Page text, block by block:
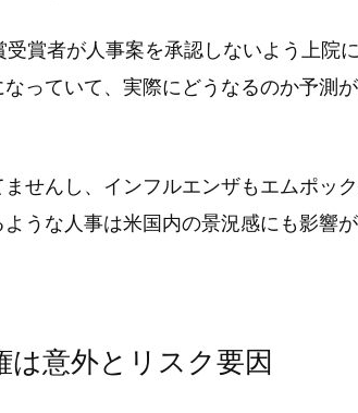
賞者が人事案を承認しないよう上院
っていて、実際にどうなるのか予測
せんし、インフルエンザもエムポッ
うな人事は米国内の景況感にも影響
は意外とリスク要因